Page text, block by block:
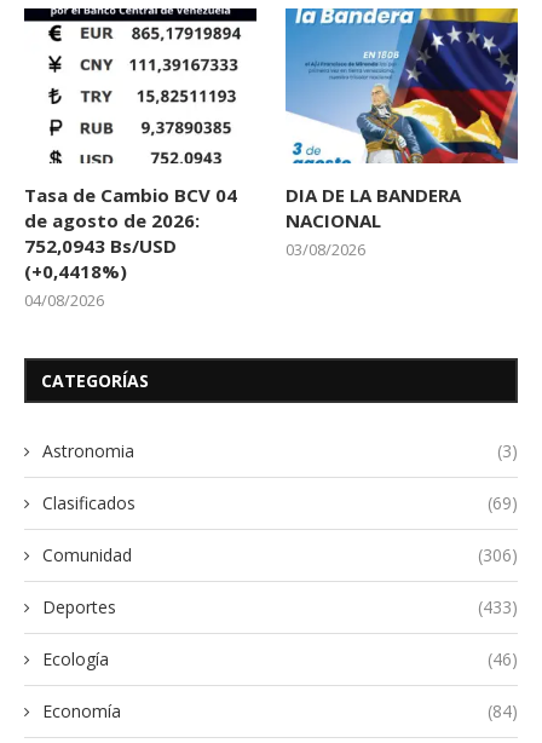
Tasa de Cambio BCV 04
de agosto de 2026:
752,0943 Bs/USD
(+0,4418%)
04/08/2026
DIA DE LA BANDERA
NACIONAL
03/08/2026
CATEGORÍAS
Astronomia (3)
Clasificados (69)
Comunidad (306)
Deportes (433)
Ecología (46)
Economía (84)